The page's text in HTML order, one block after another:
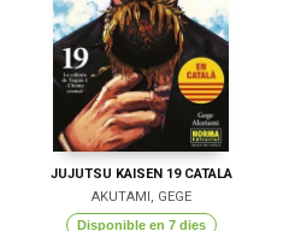
JUJUTSU KAISEN 19 CATALA
AKUTAMI, GEGE
Disponible en 7 dies